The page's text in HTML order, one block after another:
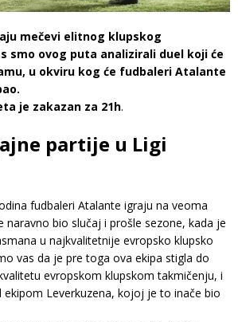
mečevi elitnog klupskog
smo ovog puta analizirali duel koji će
u okviru kog će fudbaleri Atalante
je zakazan za 21h.
partije u Ligi
fudbaleri Atalante igraju na veoma
bio slučaj i prošle sezone, kada je
u najkvalitetnije evropsko klupsko
vas da je pre toga ova ekipa stigla do
evropskom klupskom takmičenju, i
Leverkuzena, kojoj je to inače bio